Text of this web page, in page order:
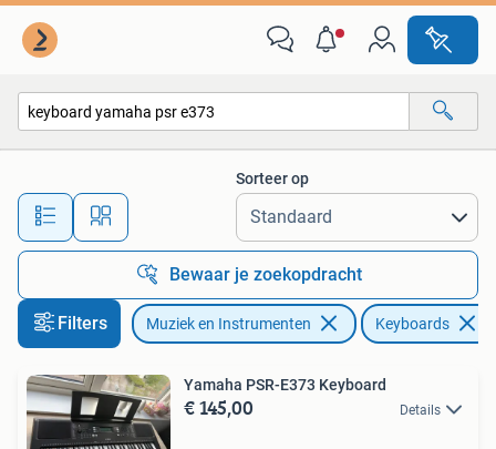
Alle afstanden…
Sorteer op
Bewaar je zoekopdracht
Filters Muziek en Instrumenten Keyboards
Yamaha PSR-E373 Keyboard
€ 145,00 Details